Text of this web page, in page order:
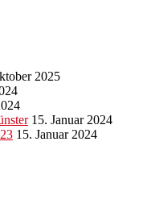
2025
15. Januar 2024
15. Januar 2024